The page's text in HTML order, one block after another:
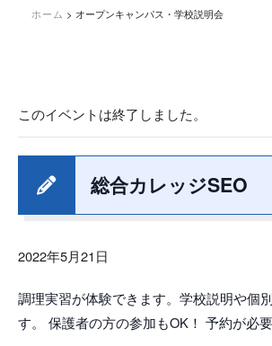
ホーム > オープンキャンパス・学校説明会
このイベントは終了しました。
総合カレッジSEO
2022年5月21日
調理実習が体験できます。学校説明や個
す。 保護者の方の参加もOK！ 予約が必要